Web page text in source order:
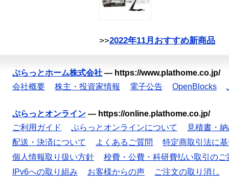
>>2022年11月おすすめ新商品
ぷらっとホーム株式会社 — https://www.plathome.co.jp/
会社概要
株主・投資家情報 電子公告 OpenBlocks
ぷらっとオンライン — https://online.plathome.co.jp/
ご利用ガイド
ぷらっとオンラインについて
見積書・
配送・決済について
よくあるご質問
特定商取引法に
個人情報取り扱い方針
校費・公費・科研費払い取引のご
IPv6への取り組み
お客様からの声 ご注文の取り消し